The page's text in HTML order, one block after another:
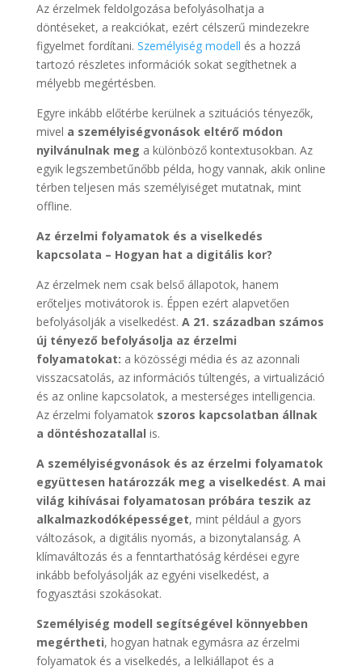
Az érzelmek feldolgozása befolyásolhatja a
döntéseket, a reakciókat, ezért célszerű mindezekre
figyelmet fordítani. Személyiség modell és a hozzá
tartozó részletes információk sokat segíthetnek a
mélyebb megértésben.
Egyre inkább előtérbe kerülnek a szituációs tényezők,
mivel a személyiségvonások eltérő módon
nyilvánulnak meg a különböző kontextusokban. Az
egyik legszembetűnőbb példa, hogy vannak, akik online
térben teljesen más személyiséget mutatnak, mint
offline.
Az érzelmi folyamatok és a viselkedés
kapcsolata – Hogyan hat a digitális kor?
Az érzelmek nem csak belső állapotok, hanem
erőteljes motivátorok is. Éppen ezért alapvetően
befolyásolják a viselkedést. A 21. században számos
új tényező befolyásolja az érzelmi
folyamatokat: a közösségi média és az azonnali
visszacsatolás, az információs túltengés, a virtualizáció
és az online kapcsolatok, a mesterséges intelligencia.
Az érzelmi folyamatok szoros kapcsolatban állnak
a döntéshozatallal is.
A személyiségvonások és az érzelmi folyamatok
együttesen határozzák meg a viselkedést. A mai
világ kihívásai folyamatosan próbára teszik az
alkalmazkodóképességet, mint például a gyors
változások, a digitális nyomás, a bizonytalanság. A
klímaváltozás és a fenntarthatóság kérdései egyre
inkább befolyásolják az egyéni viselkedést, a
fogyasztási szokásokat.
Személyiség modell segítségével könnyebben
megértheti, hogyan hatnak egymásra az érzelmi
folyamatok és a viselkedés, a lelkiállapot és a